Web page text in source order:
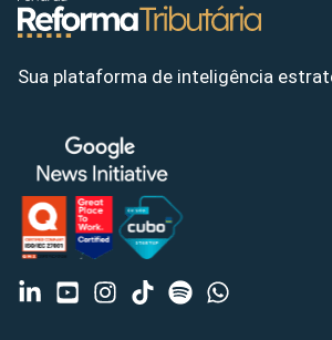
Sua plataforma de inteligência